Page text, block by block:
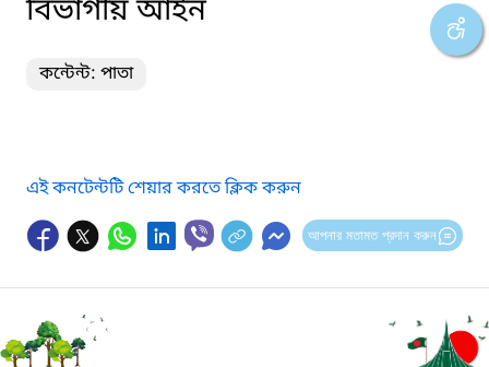
বিভাগীয় আইন
কন্টেন্ট: পাতা
এই কনটেন্টটি শেয়ার করতে ক্লিক করুন
আপনার মতামত প্রদান করুন